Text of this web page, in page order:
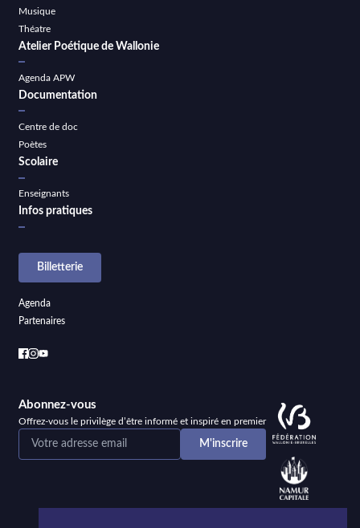
Musique
Théatre
Atelier Poétique de Wallonie
Agenda APW
Documentation
Centre de doc
Poètes
Scolaire
Enseignants
Infos pratiques
Billetterie
Agenda
Partenaires
Abonnez-vous
Offrez-vous le privilège d’être informé et inspiré en premier